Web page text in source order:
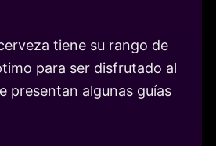
tiene su rango de
para ser disfrutado al
presentan algunas guías